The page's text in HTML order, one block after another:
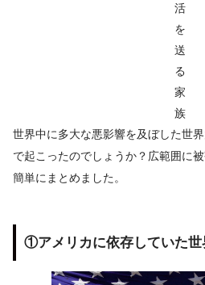
活
を
送
る
家
族
世界中に多大な悪影響を及ぼした世
で起こったのでしょうか？広範囲に
簡単にまとめました。
①アメリカに依存していた世